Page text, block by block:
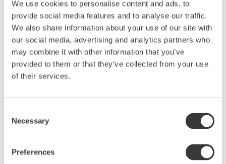
We use cookies to personalise content and ads, to
provide social media features and to analyse our traffic.
We also share information about your use of our site with
our social media, advertising and analytics partners who
may combine it with other information that you’ve
provided to them or that they’ve collected from your use
of their services.
Selection
Necessary
Preferences
Stämningshöjande vita uppläggningsfat. Den här
fantastiska ovala fatet är alltid välkommet. En pigg
glasyr. Var beredd på kärlek vid första ögonkastet.
Det flirtar bra med såväl middagsmat som
desserter. Den vackra vita färgen lockar fram det
bästa i både värdfolket och gästerna. Glasyren ger
Arabesque och passar därför med resten av det
Hållbarhet och kvalitet